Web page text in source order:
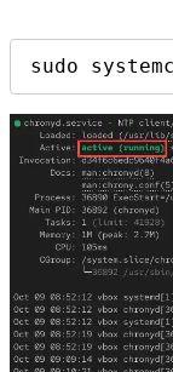
sudo